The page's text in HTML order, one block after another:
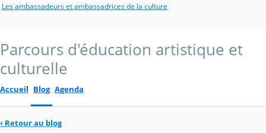
Les ambassadeurs et ambassadrices de la culture
Parcours d'éducation artistique et
culturelle
Accueil Blog Agenda
‹ Retour au blog